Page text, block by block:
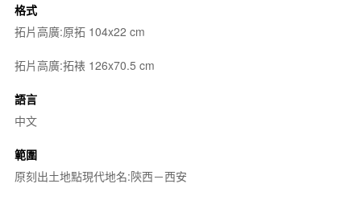
格式
拓片高廣:原拓 104x22 cm
拓片高廣:拓裱 126x70.5 cm
語言
中文
範圍
原刻出土地點現代地名:陝西－西安